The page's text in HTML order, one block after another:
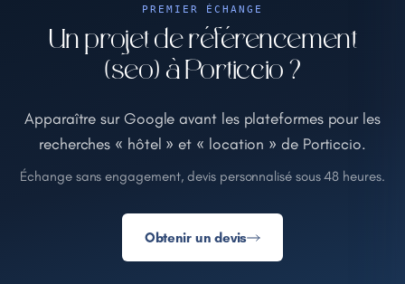
PREMIER ÉCHANGE
Un projet de référencement
(seo) à Porticcio ?
Apparaître sur Google avant les plateformes pour les
recherches « hôtel » et « location » de Porticcio.
Échange sans engagement, devis personnalisé sous 48 heures.
Obtenir un devis